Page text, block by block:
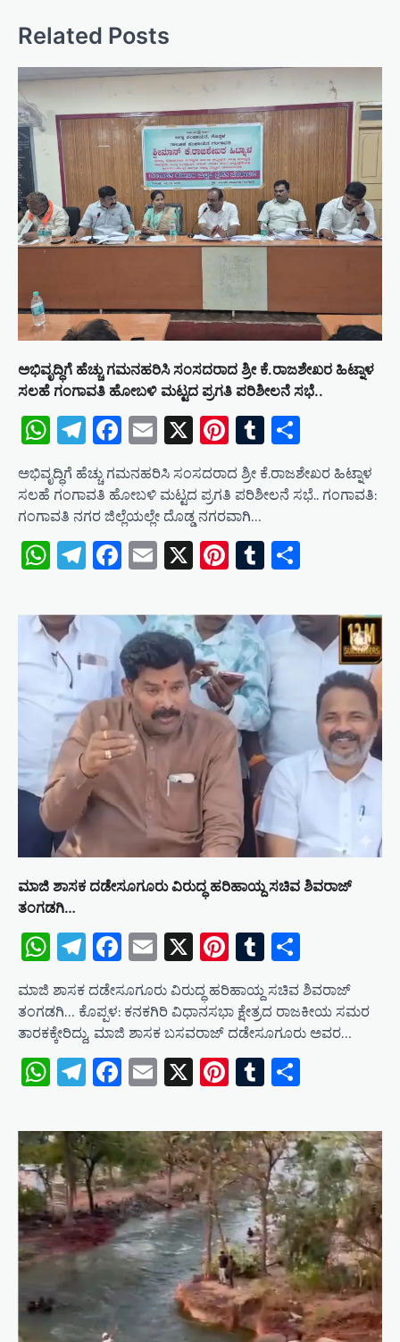
a
i
g
a
t
i
o
n
Related Posts
ಅಭಿವೃದ್ಧಿಗೆ ಹೆಚ್ಚು ಗಮನಹರಿಸಿ ಸಂಸದರಾದ ಶ್ರೀ ಕೆ.ರಾಜಶೇಖರ ಹಿಟ್ನಾಳ
ಸಲಹೆ ಗಂಗಾವತಿ ಹೋಬಳಿ ಮಟ್ಟದ ಪ್ರಗತಿ ಪರಿಶೀಲನೆ ಸಭೆ..
WhatsApp
Telegram
Facebook
Email
X Pinterest
Tumblr
ಅಭಿವೃದ್ಧಿಗೆ ಹೆಚ್ಚು ಗಮನಹರಿಸಿ ಸಂಸದರಾದ ಶ್ರೀ ಕೆ.ರಾಜಶೇಖರ ಹಿಟ್ನಾಳ
ಸಲಹೆ ಗಂಗಾವತಿ ಹೋಬಳಿ ಮಟ್ಟದ ಪ್ರಗತಿ ಪರಿಶೀಲನೆ ಸಭೆ.. ಗಂಗಾವತಿ:
ಗಂಗಾವತಿ ನಗರ ಜಿಲ್ಲೆಯಲ್ಲೇ ದೊಡ್ಡ ನಗರವಾಗಿ…
WhatsApp
Telegram
Facebook
Email
X Pinterest
Tumblr
ಮಾಜಿ ಶಾಸಕ ದಡೇಸೂಗೂರು ವಿರುದ್ಧ ಹರಿಹಾಯ್ದ ಸಚಿವ ಶಿವರಾಜ್
ತಂಗಡಗಿ​…
WhatsApp
Telegram
Facebook
Email
X Pinterest
Tumblr
​ಮಾಜಿ ಶಾಸಕ ದಡೇಸೂಗೂರು ವಿರುದ್ಧ ಹರಿಹಾಯ್ದ ಸಚಿವ ಶಿವರಾಜ್
ತಂಗಡಗಿ​… ಕೊಪ್ಪಳ: ಕನಕಗಿರಿ ವಿಧಾನಸಭಾ ಕ್ಷೇತ್ರದ ರಾಜಕೀಯ ಸಮರ
ತಾರಕಕ್ಕೇರಿದ್ದು, ಮಾಜಿ ಶಾಸಕ ಬಸವರಾಜ್ ದಡೇಸೂಗೂರು ಅವರ…
WhatsApp
Telegram
Facebook
Email
X Pinterest
Tumblr